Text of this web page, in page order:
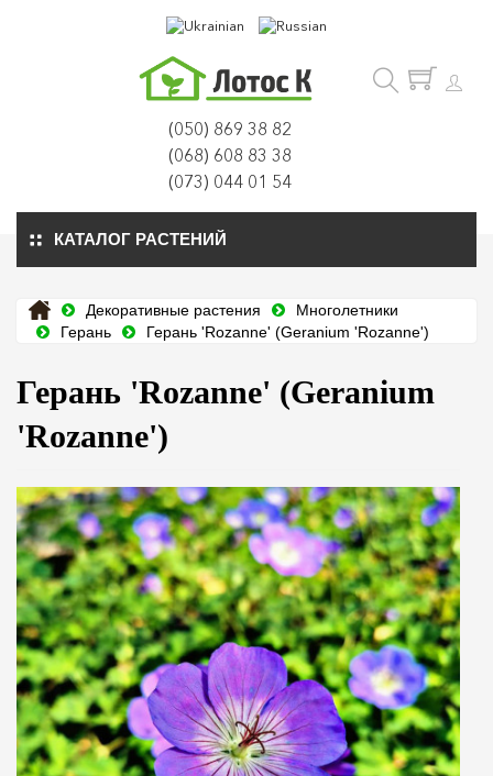
(050) 869 38 82
(068) 608 83 38
(073) 044 01 54
КАТАЛОГ РАСТЕНИЙ
Декоративные растения
Многолетники
Герань
Герань 'Rozanne' (Geranium 'Rozanne')
Герань 'Rozanne' (Geranium
'Rozanne')